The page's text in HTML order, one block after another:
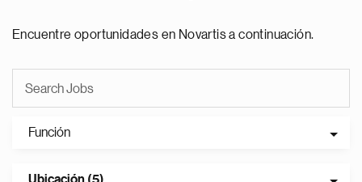
Encuentre oportunidades en Novartis a continuación.
Función